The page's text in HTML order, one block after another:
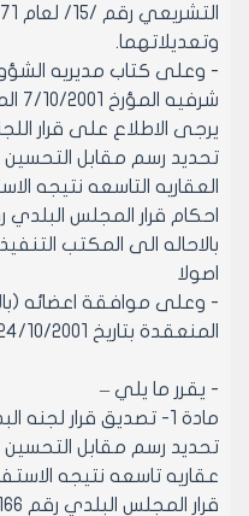
وتعديلاتهما.
- وعلى كتاب مديريه الشؤون
شرفيه المؤرخ 7/10/2001 المتضمن
يرجى الاطلاع على قرار
العقاريه التاسعه نتيجه
بالاحاله الى المكتب
اصولا
المنعقدة بتاريخ 24/10/2001م.
- يقرر ما يلي –
عقاريه تاسعه نتيجه
قرار المجلس البلدي رقم 166 لعام 1969